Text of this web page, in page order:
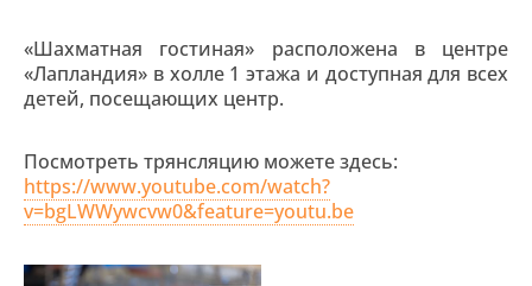
«Шахматная гостиная» расположена в центре
«Лапландия» в холле 1 этажа и доступная для всех
детей, посещающих центр.
Посмотреть трянсляцию можете здесь:
https://www.youtube.com/watch?
v=bgLWWywcvw0&feature=youtu.be